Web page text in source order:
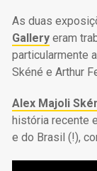
As duas
Galleryeram
particularmente
Skéné e Arthur
Alex Majoli
história recente
e do Brasil (!),